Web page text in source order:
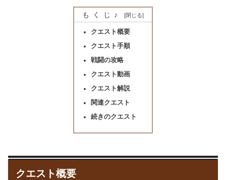
もくじ♪
クエスト概要
クエスト手順
戦闘の攻略
クエスト動画
クエスト解説
関連クエスト
続きのクエスト
クエスト概要